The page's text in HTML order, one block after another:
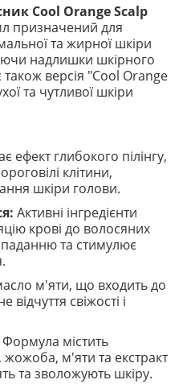
Cool Orange Scalp
призначений для
та жирної шкіри
надлишки шкірного
також версія "Cool Orange
та чутливої ​​шкіри
ефект глибокого пілінгу,
клітини,
шкіри голови.
Активні інгредієнти
крові до волосяних
та стимулює
м'яти, що входить до
свіжості і
Формула містить
жожоба, м'яти та екстракт
та зволожують шкіру.